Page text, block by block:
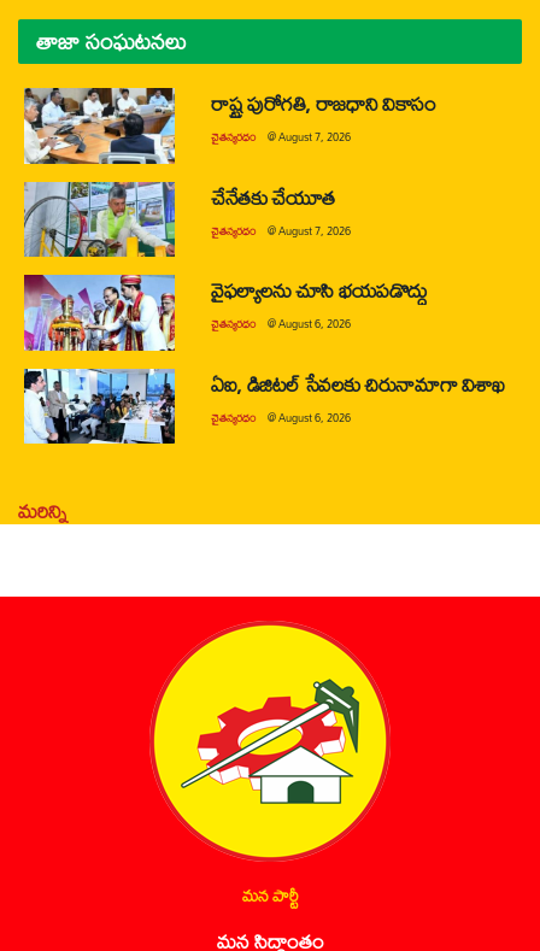
తాజా సంఘటనలు
రాష్ట్ర పురోగతి, రాజధాని వికాసం
చైతన్యరధం @August 7, 2026
చేనేతకు చేయూత
చైతన్యరధం @August 7, 2026
వైఫల్యాలను చూసి భయపడొద్దు
చైతన్యరధం @August 6, 2026
ఏఐ, డిజిటల్ సేవలకు చిరునామాగా విశాఖ
చైతన్యరధం @August 6, 2026
మరిన్ని
మన పార్టీ
మన సిద్ధాంతం